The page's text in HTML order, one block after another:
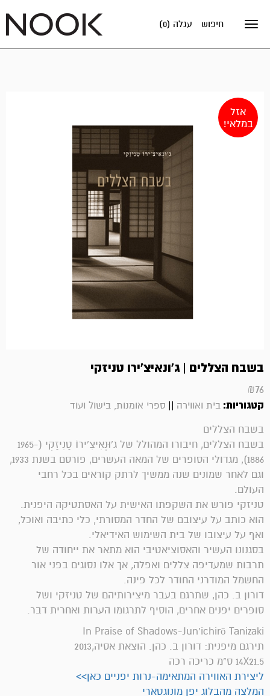
Toggle
עגלה (0) חיפוש
אזל
במלאי!
בשבח הצללים | ג’ונאיצ’ירו טניזקי
₪76
קטגוריות: בית ואווירה || ספרי אומנות, בישול ועוד
בשבח הצללים
בשבח הצללים, חיבורו המהולל של ג'וּנְאִיצִ'ירוֹ טַנִיזַקִי (1965-
1886), מגדולי הסופרים של המאה העשרים, פורסם בשנת 1933,
וגם לאחר שמונים שנה ממשיך לרתק קוראים בכל רחבי
העולם.
טניזקי פורש את השקפתו האישית על האסתטיקה היפנית.
הוא כותב על עיצובם של החדר המסורתי, כלי כתיבה ואוכל,
ואף על עיצובו של בית השימוש האידיאלי.
בסגנונו העשיר והאסוציאטיבי הוא מתאר את ייחודה של
תרבות שמעדיפה צללים ואפלה, אך אלו נסוגים בפני אור
החשמל המודרני החודר לכל פינה.
דורון ב. כהן, שתרגם בעבר מיצירותיהם של טניזקי ושל
סופרים יפנים אחרים, הוסיף לתרגומו הערות ואחרית דבר.
In Praise of Shadows-Jun'ichirō Tanizaki
תירגם מיפנית: דורון ב. כהן. הוצאת אסיה,2013
14X21.5 ס"מ כריכה רכה
ליצירת האווירה המתאימה-נרות יפניים כאן>>
המלצה מהבלוג יפן מונוגטארי